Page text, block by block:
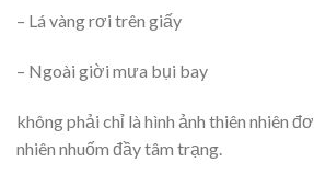
– Lá vàng rơi trên giấy
– Ngoài giời mưa bụi bay
không phải chỉ là hình ảnh thiên nhiên
nhiên nhuốm đầy tâm trạng.